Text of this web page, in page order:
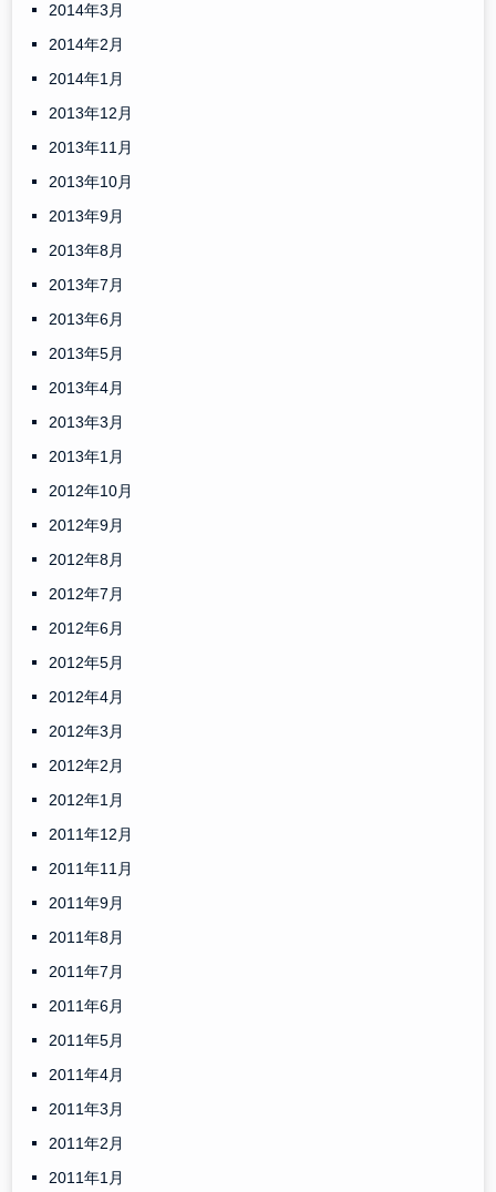
2014年3月
2014年2月
2014年1月
2013年12月
2013年11月
2013年10月
2013年9月
2013年8月
2013年7月
2013年6月
2013年5月
2013年4月
2013年3月
2013年1月
2012年10月
2012年9月
2012年8月
2012年7月
2012年6月
2012年5月
2012年4月
2012年3月
2012年2月
2012年1月
2011年12月
2011年11月
2011年9月
2011年8月
2011年7月
2011年6月
2011年5月
2011年4月
2011年3月
2011年2月
2011年1月